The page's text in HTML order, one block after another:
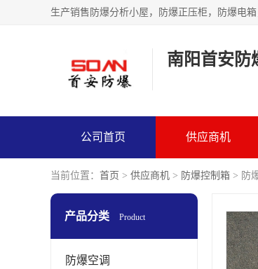
生产销售防爆分析小屋，防爆正压柜，防爆电
南阳首安防
公司首页 供应商机
当前位置： 首页 > 供应商机 > 防爆控制箱 > 防
产品分类 Product
防爆空调